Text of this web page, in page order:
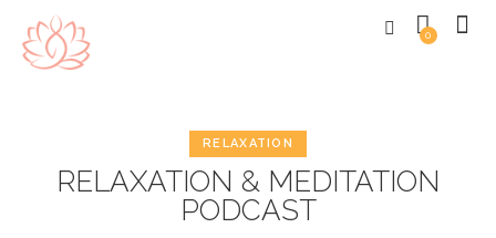
0
RELAXATION
RELAXATION & MEDITATION
PODCAST